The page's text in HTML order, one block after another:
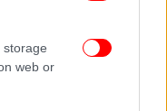
storage
web or